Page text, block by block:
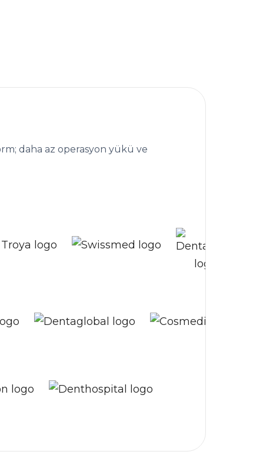
daha az operasyon yükü ve